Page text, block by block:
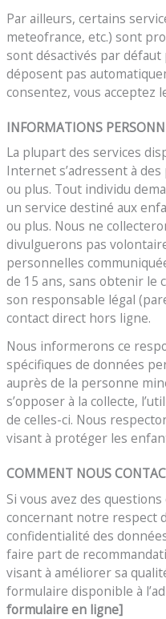
Par ailleurs, certains
meteofrance, etc.) sont
sont désactivés par
déposent pas
consentez, vous acceptez
INFORMATIONS
La plupart des services
Internet s’adressent à
ou plus. Tout individu
un service destiné aux
ou plus. Nous ne
divulguerons pas
personnelles
de 15 ans, sans obtenir le
son responsable légal
contact direct hors ligne.
Nous informerons ce
spécifiques de données
auprès de la personne
s’opposer à la collecte,
de celles-ci. Nous
visant à protéger les
COMMENT NOUS
Si vous avez des
concernant notre respect
confidentialité des
faire part de
visant à améliorer sa
formulaire disponible à
formulaire en ligne]